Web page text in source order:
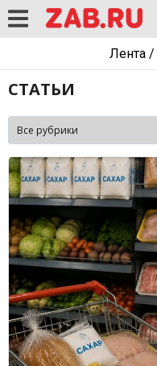
Лента/
СТАТЬИ